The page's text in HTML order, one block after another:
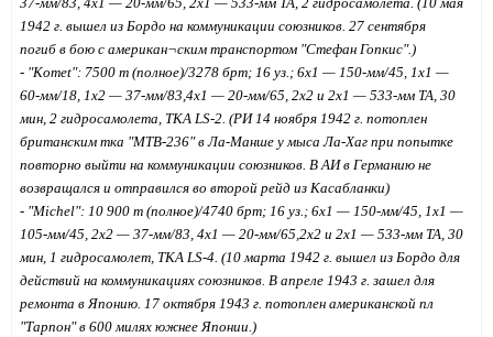
1942 г. вышел из Бордо на коммуникации союзников. 27 сентября
погиб в бою с американ¬ским транспортом "Стефан Гопкис". )
- "Komet": 7500 т (полное)/3278 брт; 16 уз.; 6x1 — 150-мм/45, 1x1 —
60-мм/18, 1x2 — 37-мм/83,4x1 — 20-мм/65, 2x2 и 2x1 — 533-мм ТА, 30
мин, 2 гидросамолета, ТКА LS-2. (РИ 14 ноября 1942 г. потоплен
британским тка "МТВ-236" в Ла-Манше у мыса Ла-Хаг при попытке
повторно выйти на коммуникации союзников. В АИ в Германию не
возвращался и отправился во второй рейд из Касабланки)
- "Michel": 10 900 т (полное)/4740 брт; 16 уз.; 6x1 — 150-мм/45, 1x1 —
105-мм/45, 2x2 — 37-мм/83, 4x1 — 20-мм/65,2x2 и 2x1 — 533-мм ТА, 30
мин, 1 гидросамолет, ТКА LS-4. (10 марта 1942 г. вышел из Бордо для
действий на коммуникациях союзников. В апреле 1943 г. зашел для
ремонта в Японию. 17 октября 1943 г. потоплен американской пл
"Тарпон" в 600 милях южнее Японии.)